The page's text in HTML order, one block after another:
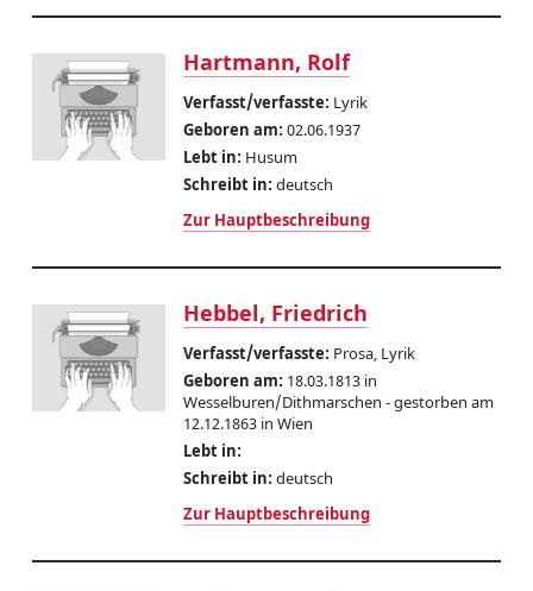
Hartmann, Rolf
Verfasst/verfasste:Lyrik
Geboren am:02.06.1937
Lebt in:Husum
Schreibt in:deutsch
Zur Hauptbeschreibung
Hebbel, Friedrich
Verfasst/verfasste:Prosa, Lyrik
Geboren am:18.03.1813 in
Wesselburen/Dithmarschen - gestorben am
12.12.1863 in Wien
Lebt in:
Schreibt in:deutsch
Zur Hauptbeschreibung